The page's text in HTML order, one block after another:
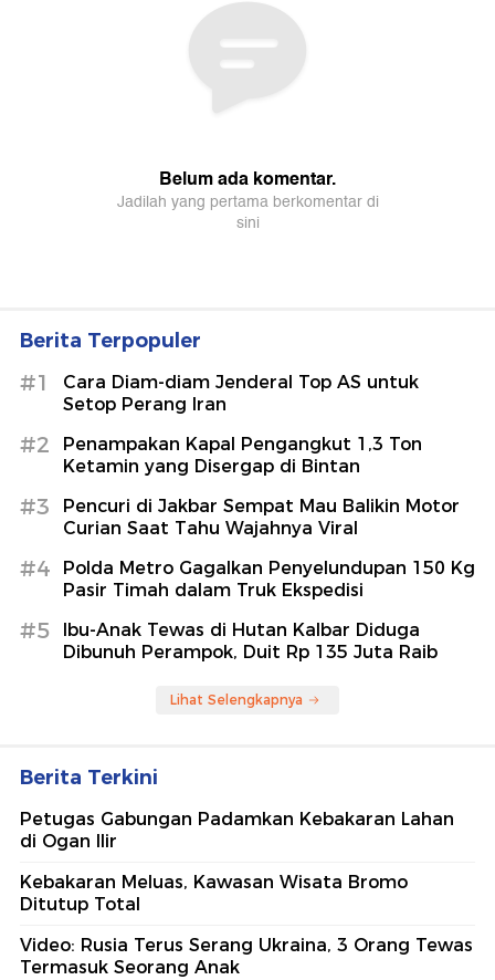
Berita Terpopuler
#1
Cara Diam-diam Jenderal Top AS untuk
Setop Perang Iran
#2
Penampakan Kapal Pengangkut 1,3 Ton
Ketamin yang Disergap di Bintan
#3
Pencuri di Jakbar Sempat Mau Balikin Motor
Curian Saat Tahu Wajahnya Viral
#4
Polda Metro Gagalkan Penyelundupan 150 Kg
Pasir Timah dalam Truk Ekspedisi
#5
Ibu-Anak Tewas di Hutan Kalbar Diduga
Dibunuh Perampok, Duit Rp 135 Juta Raib
Lihat Selengkapnya
Berita Terkini
Petugas Gabungan Padamkan Kebakaran Lahan
di Ogan Ilir
Kebakaran Meluas, Kawasan Wisata Bromo
Ditutup Total
Video: Rusia Terus Serang Ukraina, 3 Orang Tewas
Termasuk Seorang Anak